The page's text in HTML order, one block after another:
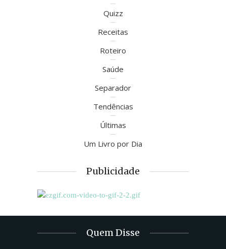
Quizz
Receitas
Roteiro
Saúde
Separador
Tendências
Últimas
Um Livro por Dia
Publicidade
Quem Disse